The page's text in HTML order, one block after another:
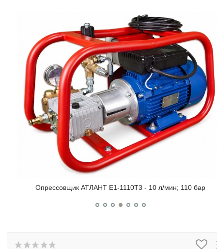
Опрессовщик АТЛАНТ Е1-1110Т3 - 10 л/мин; 110 бар